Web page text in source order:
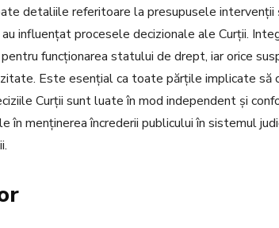
detaliile referitoare la presupusele intervenții
influențat procesele decizionale ale Curții.
funcționarea statului de drept, iar orice
Este esențial ca toate părțile implicate să
Curții sunt luate în mod independent și
menținerea încrederii publicului în sistemul